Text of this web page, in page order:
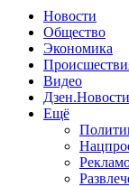
Новости
Общество
Экономика
Видео
Дзен.Новости
Ещё